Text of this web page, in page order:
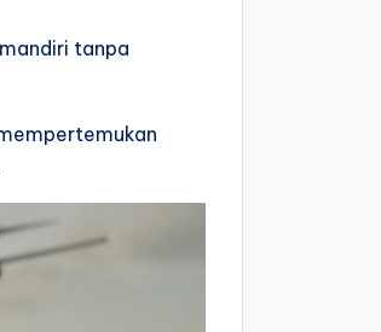
tanpa